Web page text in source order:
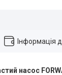
Інформація
насос